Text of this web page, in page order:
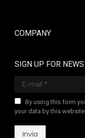
COMPANY
SIGN UP FOR NEWS
E-mail *
By using this form
your data by this
Invia